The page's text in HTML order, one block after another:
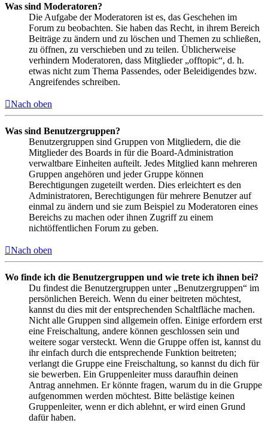
Was sind Moderatoren?
Die Aufgabe der Moderatoren ist es, das Geschehen im
Forum zu beobachten. Sie haben das Recht, in ihrem Bereich
Beiträge zu ändern und zu löschen und Themen zu schließen,
zu öffnen, zu verschieben und zu teilen. Üblicherweise
verhindern Moderatoren, dass Mitglieder „offtopic“, d. h.
etwas nicht zum Thema Passendes, oder Beleidigendes bzw.
Angreifendes schreiben.
Nach oben
Was sind Benutzergruppen?
Benutzergruppen sind Gruppen von Mitgliedern, die die
Mitglieder des Boards in für die Board-Administration
verwaltbare Einheiten aufteilt. Jedes Mitglied kann mehreren
Gruppen angehören und jeder Gruppe können
Berechtigungen zugeteilt werden. Dies erleichtert es den
Administratoren, Berechtigungen für mehrere Benutzer auf
einmal zu ändern und sie zum Beispiel zu Moderatoren eines
Bereichs zu machen oder ihnen Zugriff zu einem
nichtöffentlichen Forum zu geben.
Nach oben
Wo finde ich die Benutzergruppen und wie trete ich ihnen bei?
Du findest die Benutzergruppen unter „Benutzergruppen“ im
persönlichen Bereich. Wenn du einer beitreten möchtest,
kannst du dies mit der entsprechenden Schaltfläche machen.
Nicht alle Gruppen sind allgemein offen. Einige erfordern erst
eine Freischaltung, andere können geschlossen sein und
weitere sogar versteckt. Wenn die Gruppe offen ist, kannst du
ihr einfach durch die entsprechende Funktion beitreten;
verlangt die Gruppe eine Freischaltung, so kannst du dich für
sie bewerben. Ein Gruppenleiter muss daraufhin deinen
Antrag annehmen. Er könnte fragen, warum du in die Gruppe
aufgenommen werden möchtest. Bitte belästige keinen
Gruppenleiter, wenn er dich ablehnt, er wird einen Grund
dafür haben.